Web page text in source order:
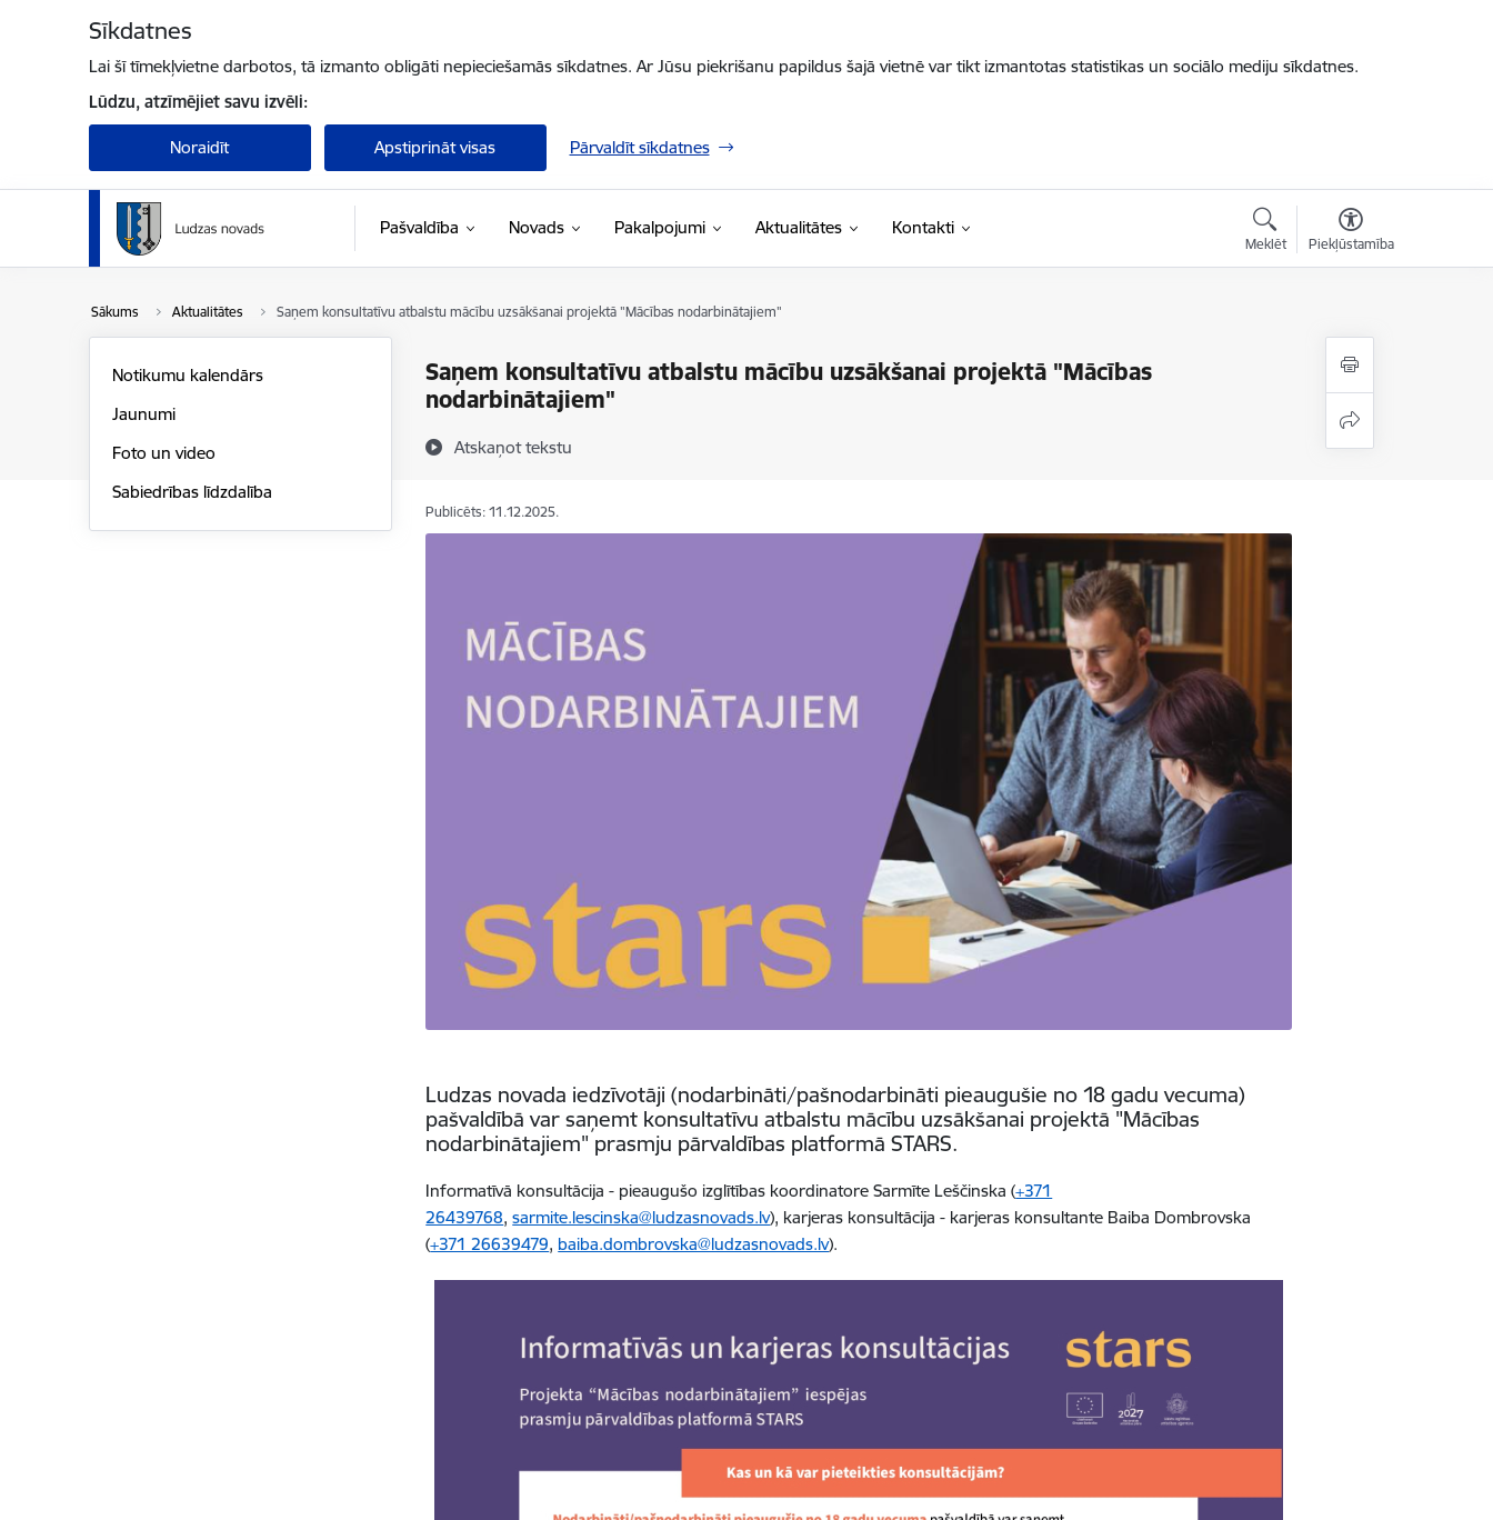
Sīkdatnes
Lai šī tīmekļvietne darbotos, tā izmanto obligāti nepieciešamās sīkdatnes. Ar Jūsu piekrišanu papildus šajā vietnē var tikt izmantotas statistikas un sociālo mediju sīkdatnes.
Lūdzu, atzīmējiet savu izvēli:
Noraidīt Apstiprināt visas Pārvaldīt sīkdatnes
Pašvaldība Novads Pakalpojumi Aktualitātes Kontakti
Meklēt Piekļūstamība
Sākums Aktualitātes Saņem konsultatīvu atbalstu mācību uzsākšanai projektā "Mācības nodarbinātajiem"
Saņem konsultatīvu atbalstu mācību uzsākšanai projektā "Mācības
nodarbinātajiem"
Atskaņot tekstu
Notikumu kalendārs
Jaunumi
Foto un video
Sabiedrības līdzdalība
Publicēts: 11.12.2025.
Ludzas novada iedzīvotāji (nodarbināti/pašnodarbināti pieaugušie no 18 gadu vecuma)
pašvaldībā var saņemt konsultatīvu atbalstu mācību uzsākšanai projektā "Mācības
nodarbinātajiem" prasmju pārvaldības platformā STARS.
Informatīvā konsultācija - pieaugušo izglītības koordinatore Sarmīte Leščinska (+371
26439768,sarmite.lescinska@ludzasnovads.lv), karjeras konsultācija - karjeras konsultante Baiba Dombrovska
(+371 26639479, baiba.dombrovska@ludzasnovads.lv).